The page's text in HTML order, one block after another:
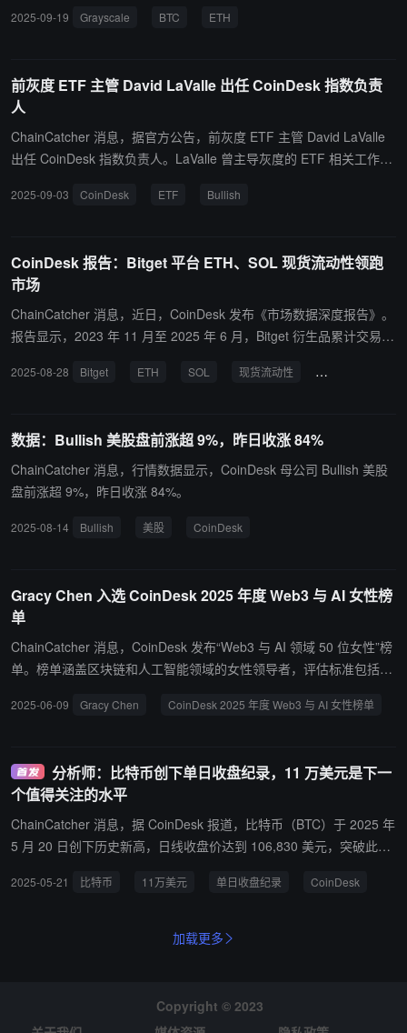
2025-09-19 Grayscale BTC ETH
前灰度 ETF 主管 David LaValle 出任 CoinDesk 指数负责
人
ChainCatcher 消息，据官方公告，前灰度 ETF 主管 David LaValle
出任 CoinDesk 指数负责人。LaValle 曾主导灰度的 ETF 相关工作，
F。
2025-09-03 CoinDesk ETF Bullish
CoinDesk 报告：Bitget 平台 ETH、SOL 现货流动性领跑
市场
ChainCatcher 消息，近日，CoinDesk 发布《市场数据深度报告》。
报告显示，2023 年 11 月至 2025 年 6 月，Bitget 衍生品累计交易量
500 亿美元，其中近 90% 来自衍生品业务。 机构用户正快速推动 Bit
告指出，这一转变得益于 Bitget 推出的流动性激励计划、机构借贷服
务及统一账户功能。 报告指出，或受 BGB 交易活跃度带动，Bitget
于今年 5 月现货市占率达 5.2%，创历史新高。从交易资产结构看，
的稳定性。 流动性方面，Bitget 平台 ETH、SOL 现货流动性领跑市
出，Bitget 于今年 4 月推出的链上交易 “Onchain” 业务带动现货交易
量环比增长 32%。
2025-08-28 Bitget ETH SOL 现货流动性 衍生品交易量
数据：Bullish 美股盘前涨超 9%，昨日收涨 84%
ChainCatcher 消息，行情数据显示，CoinDesk 母公司 Bullish 美股
盘前涨超 9%，昨日收涨 84%。
2025-08-14 Bullish 美股 CoinDesk
Gracy Chen 入选 CoinDesk 2025 年度 Web3 与 AI 女性榜
单
ChainCatcher 消息，CoinDesk 发布“Web3 与 AI 领域 50 位女性”榜
单。榜单涵盖区块链和人工智能领域的女性领导者，评估标准包括技
Gracy Chen、贝莱德 CIO Samara Cohen、Coinbase 总裁兼 COO
Bonafede、Google 企业全球客户总监 Olivia Bolec、Women in Defi
创始人 Sarah Idahosa 等。
2025-06-09 Gracy Chen CoinDesk 2025 年度 Web3 与 AI 女性榜单
分析师：比特币创下单日收盘纪录，11 万美元是下一
个值得关注的水平
ChainCatcher 消息，据 CoinDesk 报道，比特币（BTC）于 2025 年
5 月 20 日创下历史新高，日线收盘价达到 106,830 美元，突破此前
特币ETF持续资金流入的推动，投资者对黄金和比特币等抗通胀资产
下一目标位可能为120,000美元。
2025-05-21 比特币 11万美元 单日收盘纪录 CoinDesk
加载更多
Copyright © 2023